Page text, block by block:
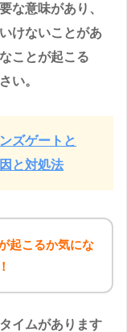
な意味があり、
けないことがあ
ことが起こる
い。
ズゲートと
と対処法
起こるか気にな
イムがあります